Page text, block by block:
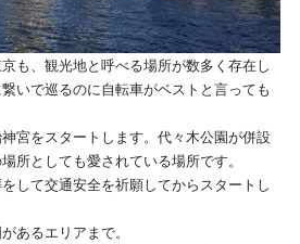
も、観光地と呼べる場所が数多く存在し
いで巡るのに自転車がベストと言っても
宮をスタートします。代々木公園が併設
所としても愛されている場所です。
して交通安全を祈願してからスタートし
あるエリアまで。